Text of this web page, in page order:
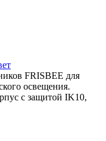
FRISBEE для
освещения.
с защитой IK10,